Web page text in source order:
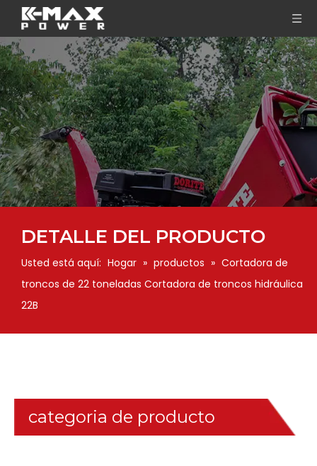
DETALLE DEL PRODUCTO
Usted está aquí: Hogar » productos » Cortadora de
troncos de 22 toneladas Cortadora de troncos hidráulica
22B
categoria de producto